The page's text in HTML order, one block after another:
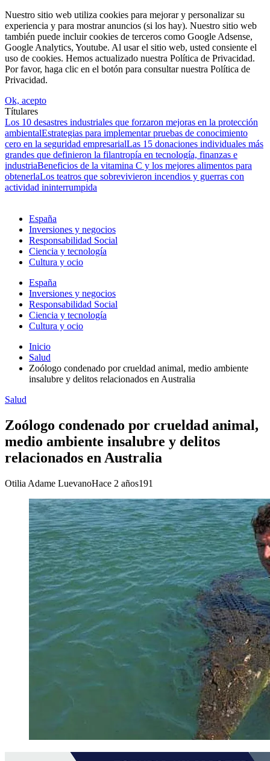
Nuestro sitio web utiliza cookies para mejorar y personalizar su
experiencia y para mostrar anuncios (si los hay). Nuestro sitio web
también puede incluir cookies de terceros como Google Adsense,
Google Analytics, Youtube. Al usar el sitio web, usted consiente el
uso de cookies. Hemos actualizado nuestra Política de Privacidad.
Por favor, haga clic en el botón para consultar nuestra Política de
Privacidad.
Ok, acepto
Títulares
Los 10 desastres industriales que forzaron mejoras en la protección
ambientalEstrategias para implementar pruebas de conocimiento
cero en la seguridad empresarialLas 15 donaciones individuales más
grandes que definieron la filantropía en tecnología, finanzas e
industriaBeneficios de la vitamina C y los mejores alimentos para
obtenerlaLos teatros que sobrevivieron incendios y guerras con
actividad ininterrumpida
España
Inversiones y negocios
Responsabilidad Social
Ciencia y tecnología
Cultura y ocio
España
Inversiones y negocios
Responsabilidad Social
Ciencia y tecnología
Cultura y ocio
Inicio
Salud
Zoólogo condenado por crueldad animal, medio ambiente
insalubre y delitos relacionados en Australia
Salud
Zoólogo condenado por crueldad animal,
medio ambiente insalubre y delitos
relacionados en Australia
Otilia Adame LuevanoHace 2 años191